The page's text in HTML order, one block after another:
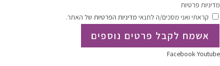
מדיניות פרטיות
קראתי ואני מסכים/ה לתנאי מדיניות הפרטיות של האתר.
אשמח לקבל פרטים נוספים
FacebookYoutube